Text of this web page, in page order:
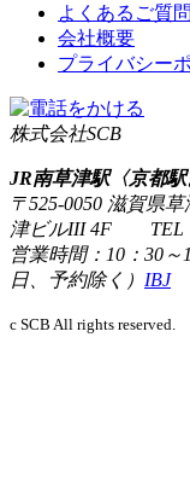
よくあるご質問
会社概要
プライバシー
株式会社SCB
JR南草津駅〈京都
〒525-0050 滋賀県
津ビルIII 4F TEL：
営業時間：10：30
日、予約除く） IBJ
c SCB All rights reserved.